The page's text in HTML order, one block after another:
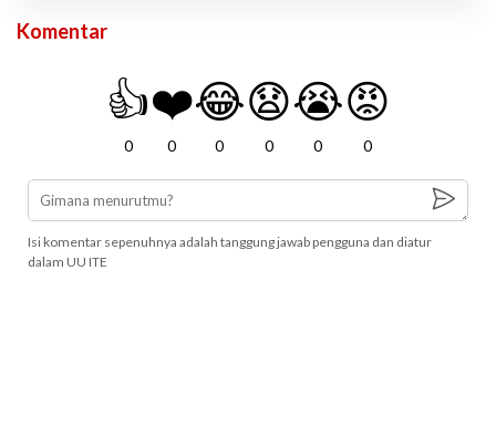
Komentar
👍
0
❤️
0
😂
0
😧
0
😭
0
😡
0
Isi komentar sepenuhnya adalah tanggung jawab pengguna dan diatur
dalam UU ITE